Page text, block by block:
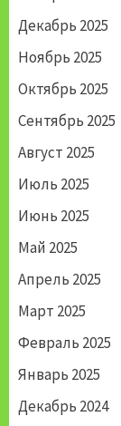
Декабрь 2025
Ноябрь 2025
Октябрь 2025
Сентябрь 2025
Август 2025
Июль 2025
Июнь 2025
Май 2025
Апрель 2025
Март 2025
Февраль 2025
Январь 2025
Декабрь 2024